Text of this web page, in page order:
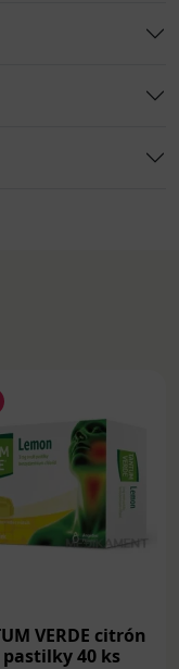
VERDE citrón
40 ks